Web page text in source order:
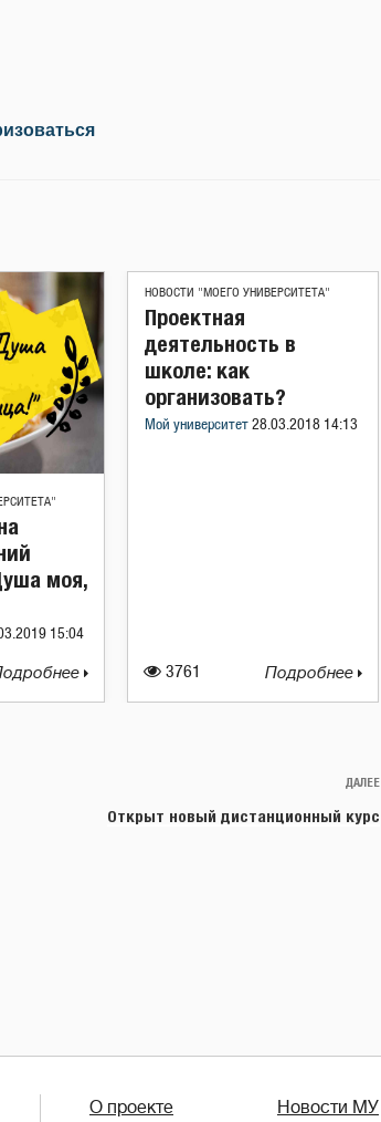
моя,
15:04
НОВОСТИ "МОЕГО УНИВЕРСИТЕТА"
3761
Проектная
деятельность в
школе: как
организовать?
Мой университет 28.03.2018 14:13
Подробнее
ДАЛЕЕ
Открыт новый дистанционный курс
О проекте Новости МУ